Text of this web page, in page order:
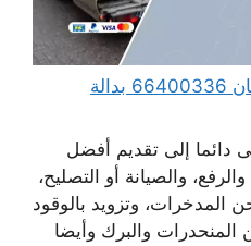
ونش كرين سطحة ام الهيمان 66400336 بدالة
دائما إلى تقديم أفضل
والصيانة أو التصليح،
المدخرات، وتزويد بالوقود
المنحدرات والبرك وأيضا